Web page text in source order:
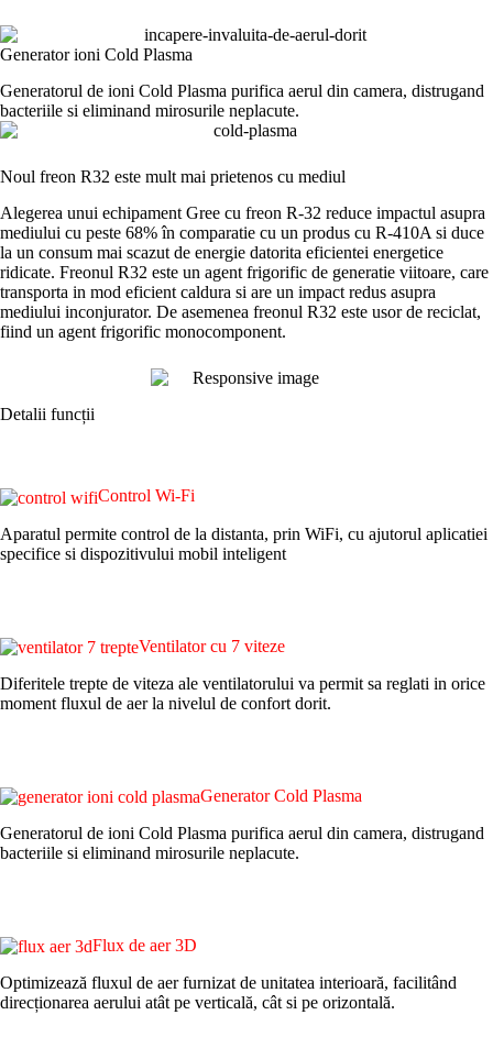
Generator ioni Cold Plasma
Generatorul de ioni Cold Plasma purifica aerul din camera, distrugand
bacteriile si eliminand mirosurile neplacute.
Noul freon R32 este mult mai prietenos cu mediul
Alegerea unui echipament Gree cu freon R-32 reduce impactul asupra
mediului cu peste 68% în comparatie cu un produs cu R-410A si duce
la un consum mai scazut de energie datorita eficientei energetice
ridicate. Freonul R32 este un agent frigorific de generatie viitoare, care
transporta in mod eficient caldura si are un impact redus asupra
mediului inconjurator. De asemenea freonul R32 este usor de reciclat,
fiind un agent frigorific monocomponent.
Detalii funcții
Control Wi-Fi
Aparatul permite control de la distanta, prin WiFi, cu ajutorul aplicatiei
specifice si dispozitivului mobil inteligent
Ventilator cu 7 viteze
Diferitele trepte de viteza ale ventilatorului va permit sa reglati in orice
moment fluxul de aer la nivelul de confort dorit.
Generator Cold Plasma
Generatorul de ioni Cold Plasma purifica aerul din camera, distrugand
bacteriile si eliminand mirosurile neplacute.
Flux de aer 3D
Optimizează fluxul de aer furnizat de unitatea interioară, facilitând
direcționarea aerului atât pe verticală, cât si pe orizontală.